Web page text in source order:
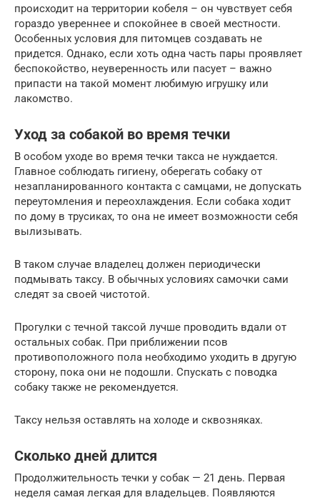
происходит на территории кобеля – он чувствует себя
гораздо увереннее и спокойнее в своей местности.
Особенных условия для питомцев создавать не
придется. Однако, если хоть одна часть пары проявляет
беспокойство, неуверенность или пасует – важно
припасти на такой момент любимую игрушку или
лакомство.
Уход за собакой во время течки
В особом уходе во время течки такса не нуждается.
Главное соблюдать гигиену, оберегать собаку от
незапланированного контакта с самцами, не допускать
переутомления и переохлаждения. Если собака ходит
по дому в трусиках, то она не имеет возможности себя
вылизывать.
В таком случае владелец должен периодически
подмывать таксу. В обычных условиях самочки сами
следят за своей чистотой.
Прогулки с течной таксой лучше проводить вдали от
остальных собак. При приближении псов
противоположного пола необходимо уходить в другую
сторону, пока они не подошли. Спускать с поводка
собаку также не рекомендуется.
Таксу нельзя оставлять на холоде и сквозняках.
Сколько дней длится
Продолжительность течки у собак — 21 день. Первая
неделя самая легкая для владельцев. Появляются